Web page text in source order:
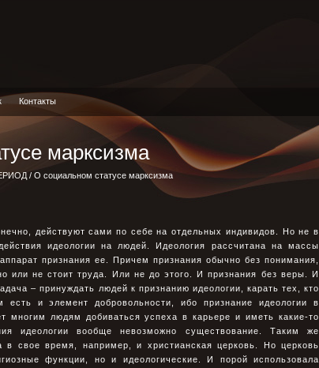
Контакты
марксизма
/ О социальном статусе марксизма
действуют сами по себе на отдельных индивидов. Но не в
идеологии на людей. Идеология рассчитана на массы
признания ее. Причем признания обычно без понимания,
или не стоит труда. Или не до этого. И признания без веры. И
– принуждать людей к признанию идеологии, карать тех, кто
есть и элемент добровольности, ибо признание идеологии в
многим людям добиваться успеха в карьере и иметь какие-то
идеологии вообще невозможно существование. Таким же
в свое время, например, и христианская церковь. Но церковь
функции, но и идеологические. И порой использовала